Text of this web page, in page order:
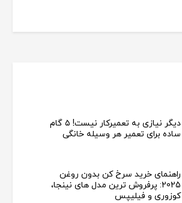
دیگر نیازی به تعمیرکار نیست! ۵ گام
ساده برای تعمیر هر وسیله خانگی
راهنمای خرید سرخ کن بدون روغن
2025: پرفروش ترین مدل های نینجا،
کوزوری و فیلیپس